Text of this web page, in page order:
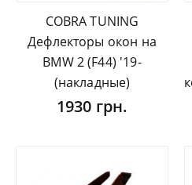
COBRA TUNING
Дефлекторы окон на
BMW 2 (F44) '19-
(накладные)
1930 грн.